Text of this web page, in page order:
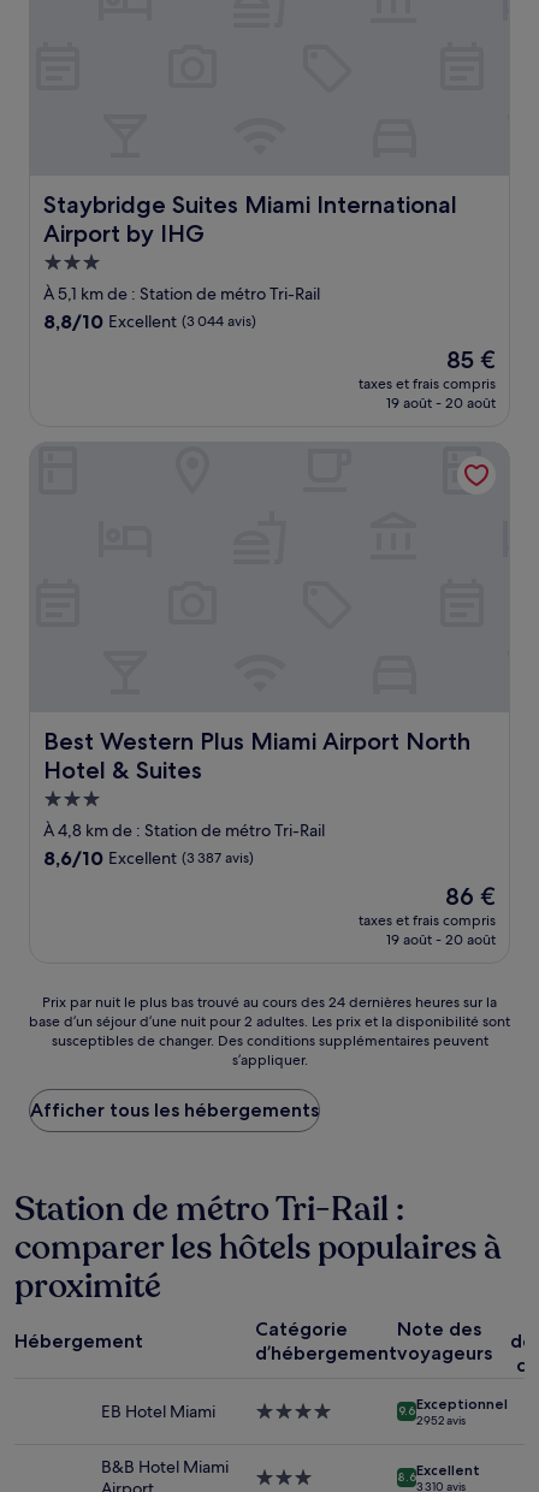
Staybridge Suites Miami International
Airport by IHG
Staybridge Suites Miami International Airport by IHG
Hébergement
3.0 étoiles
À 5,1 km de : Station de métro Tri-Rail
8.8
8,8/10 Excellent (3 044 avis)
Le
nouveau
prix
de
85 €
85 €
taxes et frais compris
19 août - 20 août
Best Western Plus Miami Airport North
Hotel & Suites
Best Western Plus Miami Airport North Hotel & Suites
Hébergement
3.0 étoiles
À 4,8 km de : Station de métro Tri-Rail
8.6
8,6/10 Excellent (3 387 avis)
Le
nouveau
prix
86 €
86 €
taxes et frais compris
19 août - 20 août
Best Western Plus Miami Airport North Hotel & Suites
Prix
par
nuit
plus
bas
trouvé
des
24 dernières
heures
sur
la
séjour
Prix par nuit le plus bas trouvé au cours des 24 dernières heures sur la
base d’un séjour d’une nuit pour 2 adultes. Les prix et la disponibilité sont
susceptibles de changer. Des conditions supplémentaires peuvent
s’appliquer.
Afficher tous les hébergements
Station de métro Tri-Rail :
comparer les hôtels populaires à
proximité
Hébergement
Catégorie
d’hébergement
Note des
voyageurs
EB Hotel Miami
Hébergement
9.6Exceptionnel
2 952 avis
B&B Hotel Miami
Hébergement
8.6Excellent
3 310 avis